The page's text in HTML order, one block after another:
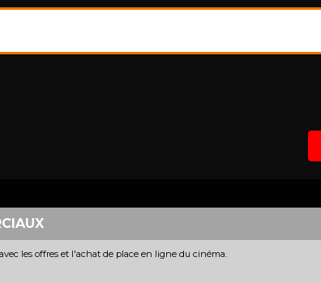
les offres et l'achat de place en ligne du cinéma.